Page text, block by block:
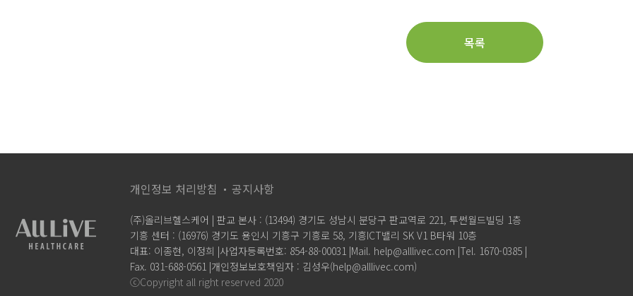
목록
개인정보 처리방침 공지사항
(주)올리브헬스케어 | 판교 본사 : (13494) 경기도 성남시 분당구 판교역로 221, 투썬월드빌딩 1층
기흥 센터 : (16976) 경기도 용인시 기흥구 기흥로 58, 기흥ICT밸리 SK V1 B타워 10층
대표: 이종현, 이정희 |사업자등록번호: 854-88-00031 |Mail. help@alllivec.com |Tel. 1670-0385 |
Fax. 031-688-0561 |개인정보보호책임자 : 김성우(help@alllivec.com)
ⓒCopyright all right reserved 2020